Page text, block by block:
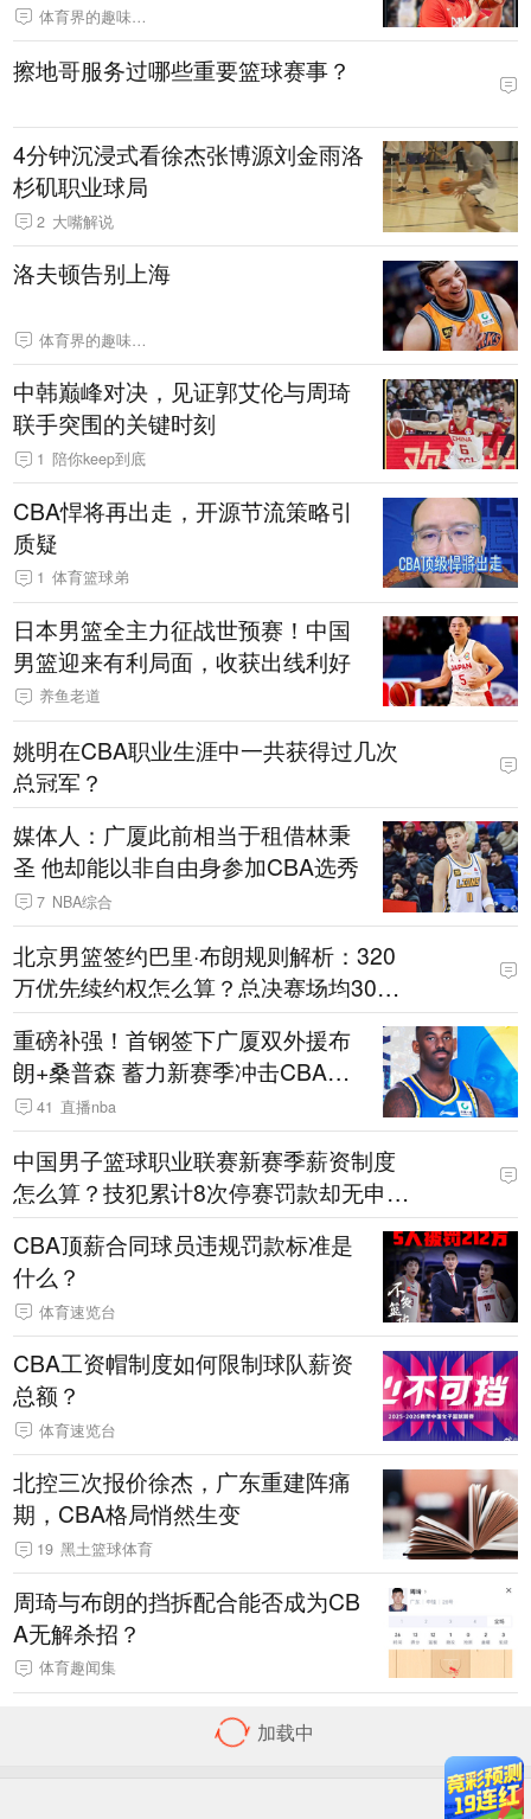
体育界的趣味挖掘机
擦地哥服务过哪些重要篮球赛事？
4分钟沉浸式看徐杰张博源刘金雨洛
杉矶职业球局
2 大嘴解说
洛夫顿告别上海
体育界的趣味挖掘机
中韩巅峰对决，见证郭艾伦与周琦
联手突围的关键时刻
1 陪你keep到底
CBA悍将再出走，开源节流策略引
质疑
1 体育篮球弟
日本男篮全主力征战世预赛！中国
男篮迎来有利局面，收获出线利好
养鱼老道
姚明在CBA职业生涯中一共获得过几次
总冠军？
媒体人：广厦此前相当于租借林秉
圣 他却能以非自由身参加CBA选秀
7 NBA综合
北京男篮签约巴里·布朗规则解析：320
万优先续约权怎么算？总决赛场均30分
能否激活周琦挡拆争冠？
重磅补强！首钢签下广厦双外援布
朗+桑普森 蓄力新赛季冲击CBA总
冠军
41 直播nba
中国男子篮球职业联赛新赛季薪资制度
怎么算？技犯累计8次停赛罚款却无申诉
仲裁，一文看懂
CBA顶薪合同球员违规罚款标准是
什么？
体育速览台
CBA工资帽制度如何限制球队薪资
总额？
体育速览台
北控三次报价徐杰，广东重建阵痛
期，CBA格局悄然生变
19 黑土篮球体育
周琦与布朗的挡拆配合能否成为CB
A无解杀招？
体育趣闻集
弗格32分辽宁终结上海16连胜 江苏